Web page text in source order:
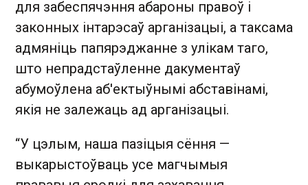
для забеспячэння абароны правоў і
законных інтарэсаў арганізацыі, а таксама
адмяніць папярэджанне з улікам таго,
што непрадстаўленне дакументаў
абумоўлена аб'ектыўнымі абставінамі,
якія не залежаць ад арганізацыі.
“У цэлым, наша пазіцыя сёння —
выкарыстоўваць усе магчымыя